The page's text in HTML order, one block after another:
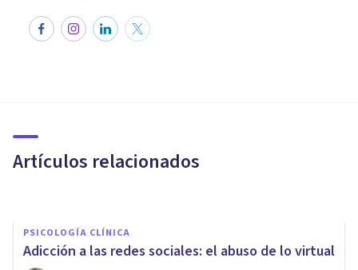
Artículos relacionados
la OMS
PSICOLOGÍA CLÍNICA
Adicción a las redes sociales: el abuso de lo virtual